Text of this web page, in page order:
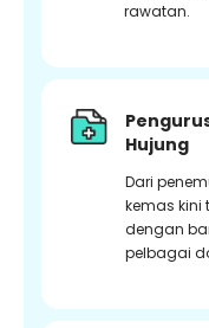
rawatan.
Hujung
Dari
kemas kini
dengan
pelbagai